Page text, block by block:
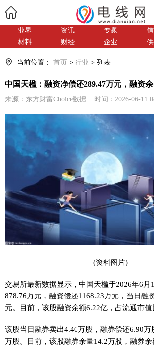
业界 资讯 专题
材料
财经 企业
当前位置： 首页 > 行业 > 列表
中国天楹：融资净偿还289.47万元，融资
来源：东方财富Choice数据 时间：2026-06-11
(资料图片)
交易所最新数据显示，中国天楹于2026年6月
878.76万元，融资偿还1168.23万元，当日融
元。目前，该股融资余额6.22亿，占流通市值
该股当日融券卖出4.40万股，融券偿还6.90万
万股。目前，该股融券余量14.2万股，融券余